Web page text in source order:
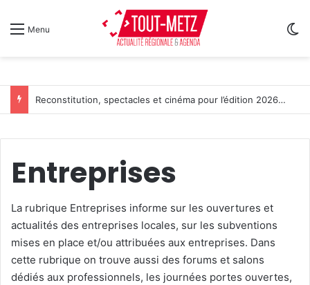
Menu
Reconstitution, spectacles et cinéma pour l’édition 2026 de « Ça tombe comme à Gravelotte »
Entreprises
La rubrique Entreprises informe sur les ouvertures et
actualités des entreprises locales, sur les subventions
mises en place et/ou attribuées aux entreprises. Dans
cette rubrique on trouve aussi des forums et salons
dédiés aux professionnels, les journées portes ouvertes,